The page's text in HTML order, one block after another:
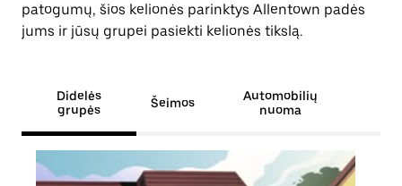
patogumų, šios kelionės parinktys Allentown padės
jums ir jūsų grupei pasiekti kelionės tikslą.
Didelės
grupės
Šeimos
Automobilių
nuoma